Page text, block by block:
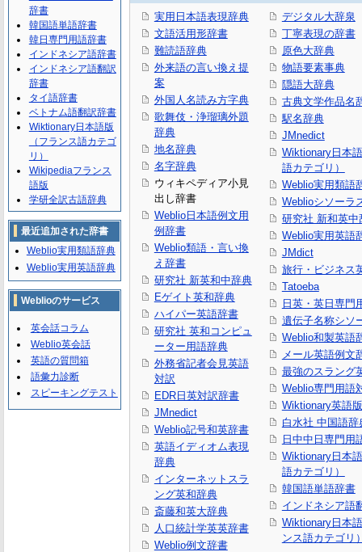
実用日本語表現辞典
文語活用形辞書
難読語辞典
外来語の言い換え提
案
外国人名読み方字典
歌舞伎・浄瑠璃外題
辞典
地名辞典
名字辞典
ウィキペディア小見
出し辞書
Weblio日本語例文用
例辞書
Weblio類語・言い換
え辞書
研究社 新英和中辞典
Eゲイト英和辞典
ハイパー英語辞書
研究社 英和コンピュ
ーター用語辞典
外務省記者会見英語
対訳
EDR日英対訳辞書
JMnedict
Weblio記号和英辞書
英語イディオム表現
辞典
インターネットスラ
ング英和辞典
斎藤和英大辞典
人口統計学英英辞書
Weblio例文辞書
デジタル大辞泉
丁寧表現の辞書
原色大辞典
物語要素事典
隠語大辞典
古典文学作品名
駅名辞典
JMnedict
Wiktionary日本
語カテゴリ）
Weblio実用類語
Weblioシソーラ
研究社 新和英中
Weblio実用英語
JMdict
旅行・ビジネス
Tatoeba
日英・英日専門
遺伝子名称シソ
Weblio和製英語
メール英語例文
最強のスラング
Weblio専門用語
Wiktionary英語版
白水社 中国語辞
日中中日専門用
Wiktionary日本
語カテゴリ）
韓国語単語辞書
インドネシア語
Wiktionary日本
ンス語カテゴリ
辞書
韓国語単語辞書
韓日専門用語辞書
インドネシア語辞書
インドネシア語翻訳
辞書
タイ語辞書
ベトナム語翻訳辞書
Wiktionary日本語版
（フランス語カテゴ
リ）
Wikipediaフランス
語版
学研全訳古語辞典
最近追加された辞書
Weblio実用類語辞典
Weblio実用英語辞典
Weblioのサービス
英会話コラム
Weblio英会話
英語の質問箱
語彙力診断
スピーキングテスト